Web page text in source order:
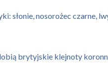
słonie, nosorożec czarne,
brytyjskie klejnoty